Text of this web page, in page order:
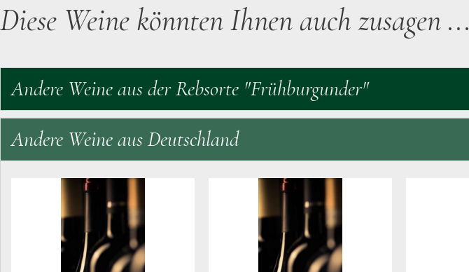
Diese Weine könnten Ihnen auch zusagen ...
Andere Weine aus der Rebsorte "Frühburgunder"
Andere Weine aus Deutschland